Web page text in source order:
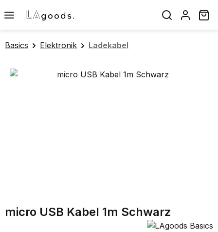
Zum Hauptinhalt springen
Basics Elektronik Ladekabel
Bildergalerie überspringen
micro USB Kabel 1m Schwarz